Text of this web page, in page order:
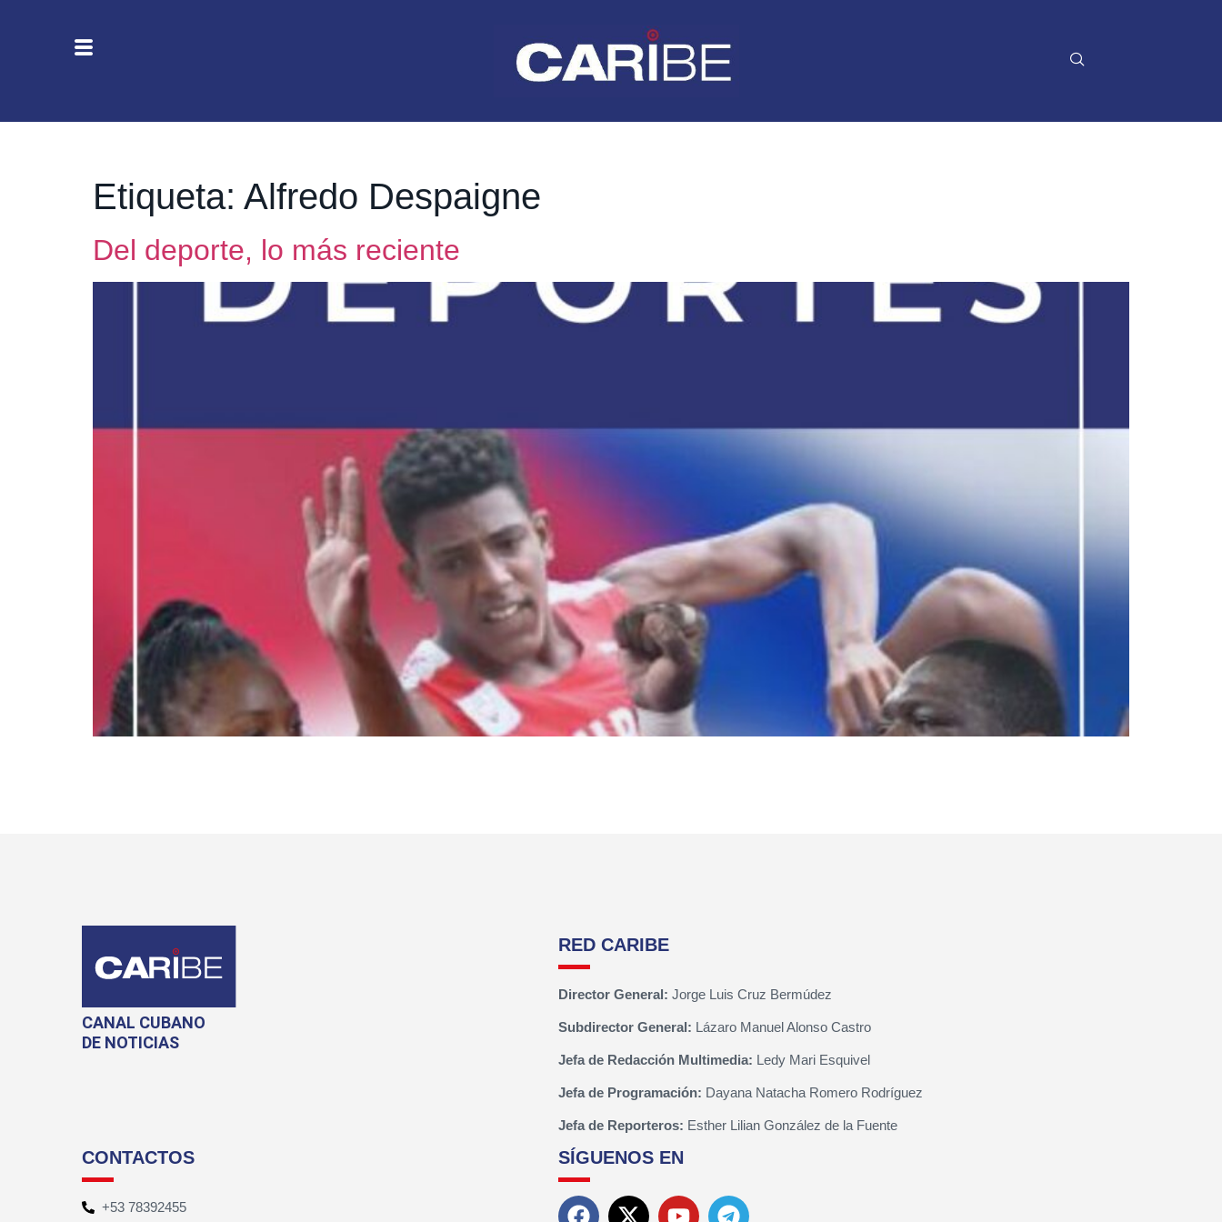
Etiqueta: Alfredo Despaigne
Del deporte, lo más reciente
CANAL CUBANO
DE NOTICIAS
RED CARIBE
Director General: Jorge Luis Cruz Bermúdez
Subdirector General: Lázaro Manuel Alonso Castro
Jefa de Redacción Multimedia: Ledy Mari Esquivel
Jefa de Programación: Dayana Natacha Romero Rodríguez
Jefa de Reporteros: Esther Lilian González de la Fuente
CONTACTOS
+53 78392455
SÍGUENOS EN